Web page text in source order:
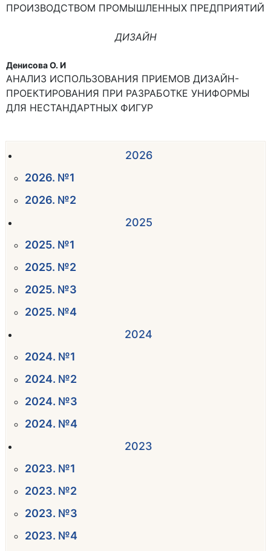
ПРОИЗВОДСТВОМ ПРОМЫШЛЕННЫХ ПРЕДПРИЯТИЙ
ДИЗАЙН
Денисова О. И
АНАЛИЗ ИСПОЛЬЗОВАНИЯ ПРИЕМОВ ДИЗАЙН-
ПРОЕКТИРОВАНИЯ ПРИ РАЗРАБОТКЕ УНИФОРМЫ
ДЛЯ НЕСТАНДАРТНЫХ ФИГУР
2026
2026. №1
2026. №2
2025
2025. №1
2025. №2
2025. №3
2025. №4
2024
2024. №1
2024. №2
2024. №3
2024. №4
2023
2023. №1
2023. №2
2023. №3
2023. №4